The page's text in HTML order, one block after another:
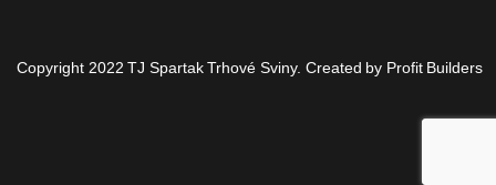
Copyright 2022 TJ Spartak Trhové Sviny. Created by Profit Builders